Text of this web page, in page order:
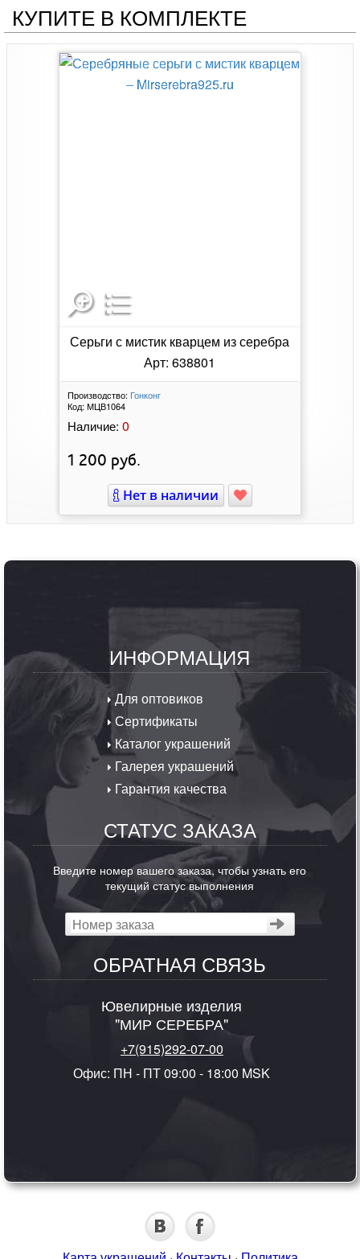
КУПИТЕ В КОМПЛЕКТЕ
Серьги с мистик кварцем из серебра
Арт: 638801
Производство: Гонконг
Код: МЦВ1064
Наличие: 0
1 200 руб.
Нет в наличии
ИНФОРМАЦИЯ
Для оптовиков
Сертификаты
Каталог украшений
Галерея украшений
Гарантия качества
СТАТУС ЗАКАЗА
Введите номер вашего заказа, чтобы узнать его
текущий статус выполнения
ОБРАТНАЯ СВЯЗЬ
Ювелирные изделия
"МИР СЕРЕБРА"
+7(915)292-07-00
Офис: ПН - ПТ 09:00 - 18:00 MSK